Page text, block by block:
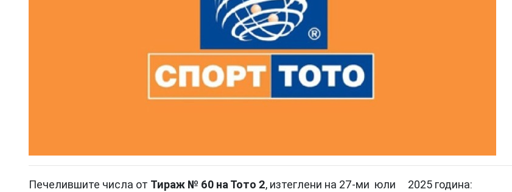
Печелившите числа от Тираж № 60 на Тото 2, изтеглени на 27-ми юли 2025 година: